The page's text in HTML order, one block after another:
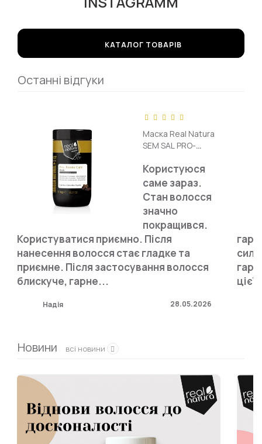
КАТАЛОГ ТОВАРІВ
Останні відгуки
Маска Real Natura
SEM SAL PRO-
CAFÉ для
відновлення і росту
волосся 1000 г
Користуюся
саме зараз.
Стан волосся
значно
покращився.
Користуватися приємно. Після
нанесення волосся стає гладке та
приємне. Після застосування волосся
блискуче, гарне...
Надія 28.05.2026
цієї
Новини всі новини